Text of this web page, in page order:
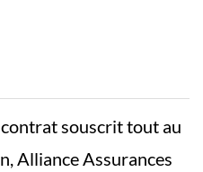
souscrit tout au
Alliance Assurances